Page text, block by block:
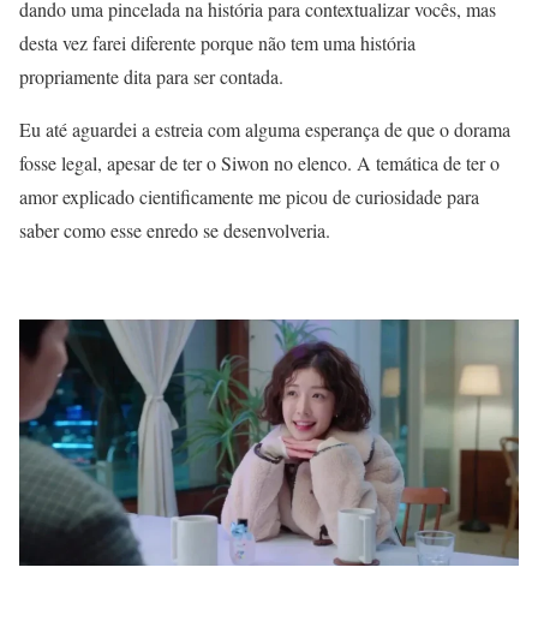
dando uma pincelada na história para contextualizar vocês, mas
desta vez farei diferente porque não tem uma história
propriamente dita para ser contada.
Eu até aguardei a estreia com alguma esperança de que o dorama
fosse legal, apesar de ter o Siwon no elenco. A temática de ter o
amor explicado cientificamente me picou de curiosidade para
saber como esse enredo se desenvolveria.